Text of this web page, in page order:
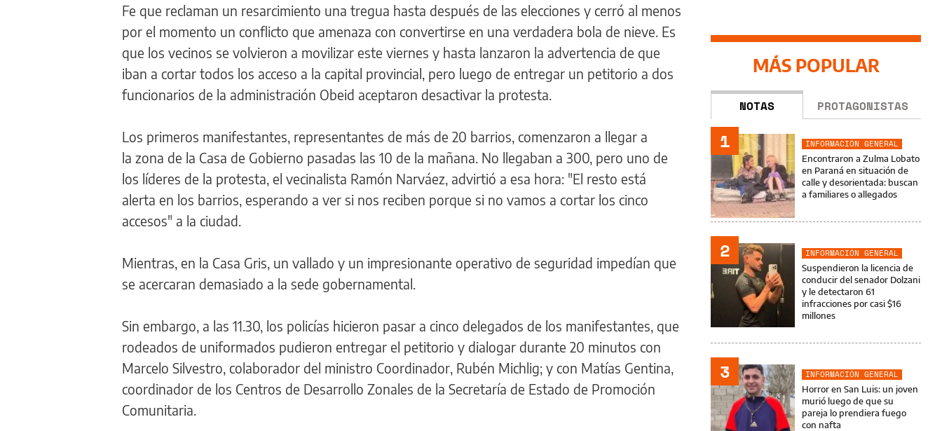
Fe que reclaman un resarcimiento una tregua hasta después de las elecciones y cerró al menos
por el momento un conflicto que amenaza con convertirse en una verdadera bola de nieve. Es
que los vecinos se volvieron a movilizar este viernes y hasta lanzaron la advertencia de que
iban a cortar todos los acceso a la capital provincial, pero luego de entregar un petitorio a dos
funcionarios de la administración Obeid aceptaron desactivar la protesta.
Los primeros manifestantes, representantes de más de 20 barrios, comenzaron a llegar a
la zona de la Casa de Gobierno pasadas las 10 de la mañana. No llegaban a 300, pero uno de
los líderes de la protesta, el vecinalista Ramón Narváez, advirtió a esa hora: "El resto está
alerta en los barrios, esperando a ver si nos reciben porque si no vamos a cortar los cinco
accesos" a la ciudad.
Mientras, en la Casa Gris, un vallado y un impresionante operativo de seguridad impedían que
se acercaran demasiado a la sede gobernamental.
Sin embargo, a las 11.30, los policías hicieron pasar a cinco delegados de los manifestantes, que
rodeados de uniformados pudieron entregar el petitorio y dialogar durante 20 minutos con
Marcelo Silvestro, colaborador del ministro Coordinador, Rubén Michlig; y con Matías Gentina,
coordinador de los Centros de Desarrollo Zonales de la Secretaría de Estado de Promoción
Comunitaria.
MÁS POPULAR
NOTAS PROTAGONISTAS
1
INFORMACIÓN GENERAL
Encontraron a Zulma Lobato
en Paraná en situación de
calle y desorientada: buscan
a familiares o allegados
2
INFORMACIÓN GENERAL
Suspendieron la licencia de
conducir del senador Dolzani
y le detectaron 61
infracciones por casi $16
millones
3
INFORMACIÓN GENERAL
Horror en San Luis: un joven
murió luego de que su
pareja lo prendiera fuego
con nafta